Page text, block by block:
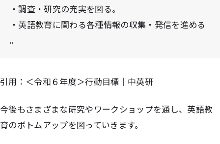
・調査・研究の充実を図る。
・英語教育に関わる各種情報の収集・発信を進める
。
引用：＜令和６年度＞行動目標｜中英研
今後もさまざまな研究やワークショップを通し、英語教
育のボトムアップを図っていきます。